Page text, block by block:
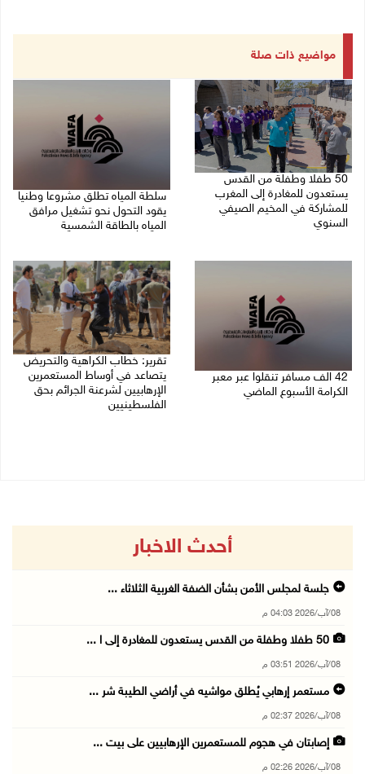
مواضيع ذات صلة
50 طفلا وطفلة من القدس
يستعدون للمغادرة إلى المغرب
للمشاركة في المخيم الصيفي
السنوي
سلطة المياه تطلق مشروعا وطنيا
يقود التحول نحو تشغيل مرافق
المياه بالطاقة الشمسية
42 الف مسافر تنقلوا عبر معبر
الكرامة الأسبوع الماضي
تقرير: خطاب الكراهية والتحريض
يتصاعد في أوساط المستعمرين
الإرهابيين لشرعنة الجرائم بحق
الفلسطينيين
أحدث الاخبار
جلسة لمجلس الأمن بشأن الضفة الغربية الثلاثاء ...
08/آب/2026 04:03 م
50 طفلا وطفلة من القدس يستعدون للمغادرة إلى ا ...
08/آب/2026 03:51 م
مستعمر إرهابي يُطلق مواشيه في أراضي الطيبة شر ...
08/آب/2026 02:37 م
إصابتان في هجوم للمستعمرين الإرهابيين على بيت ...
08/آب/2026 02:26 م